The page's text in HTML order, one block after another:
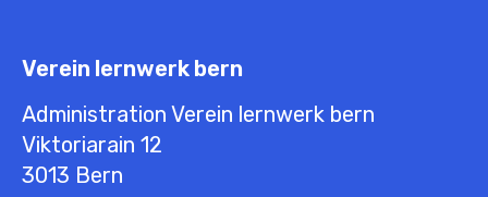
Verein lernwerk bern
Administration Verein lernwerk bern
Viktoriarain 12
3013 Bern